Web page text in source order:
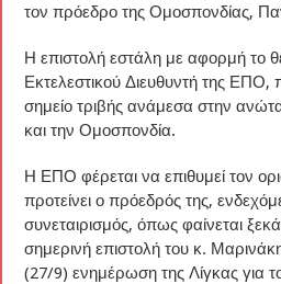
τον πρόεδρο της Ομοσπονδίας,
Η επιστολή εστάλη με αφορμή το
Εκτελεστικού Διευθυντή της ΕΠΟ,
σημείο τριβής ανάμεσα στην
και την Ομοσπονδία.
Η ΕΠΟ φέρεται να επιθυμεί τον
προτείνει ο πρόεδρός της,
συνεταιρισμός, όπως φαίνεται
σημερινή επιστολή του κ.
(27/9) ενημέρωση της Λίγκας για